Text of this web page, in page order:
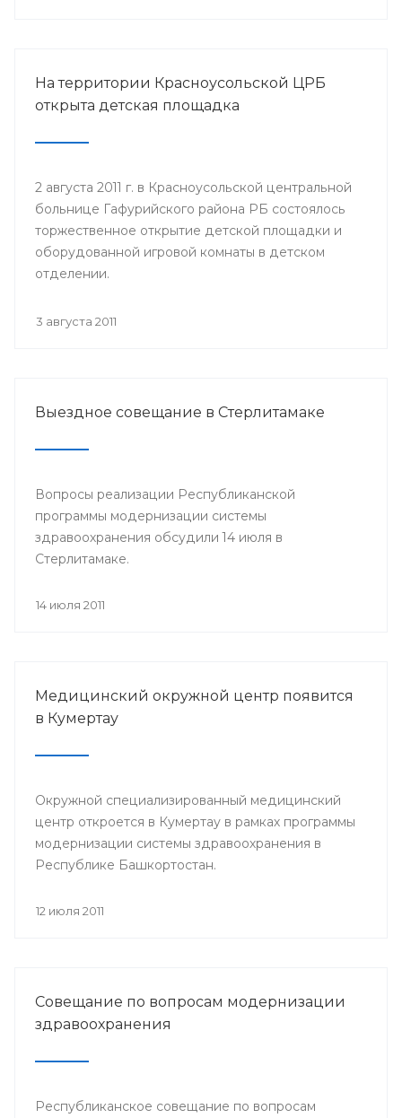
На территории Красноусольской ЦРБ
открыта детская площадка
2 августа 2011 г. в Красноусольской центральной
больнице Гафурийского района РБ состоялось
торжественное открытие детской площадки и
оборудованной игровой комнаты в детском
отделении.
3 августа 2011
Выездное совещание в Стерлитамаке
Вопросы реализации Республиканской
программы модернизации системы
здравоохранения обсудили 14 июля в
Стерлитамаке.
14 июля 2011
Медицинский окружной центр появится
в Кумертау
Окружной специализированный медицинский
центр откроется в Кумертау в рамках программы
модернизации системы здравоохранения в
Республике Башкортостан.
12 июля 2011
Совещание по вопросам модернизации
здравоохранения
Республиканское совещание по вопросам